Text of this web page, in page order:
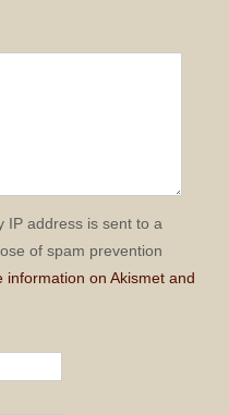
IP address is sent to a
of spam prevention
information on Akismet and